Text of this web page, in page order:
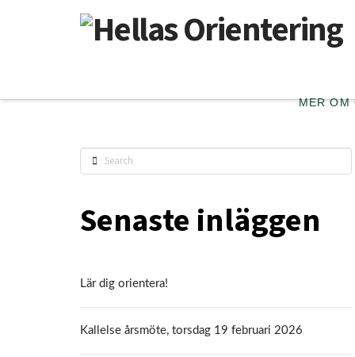
MER OM
Search
Senaste inläggen
Lär dig orientera!
Kallelse årsmöte, torsdag 19 februari 2026